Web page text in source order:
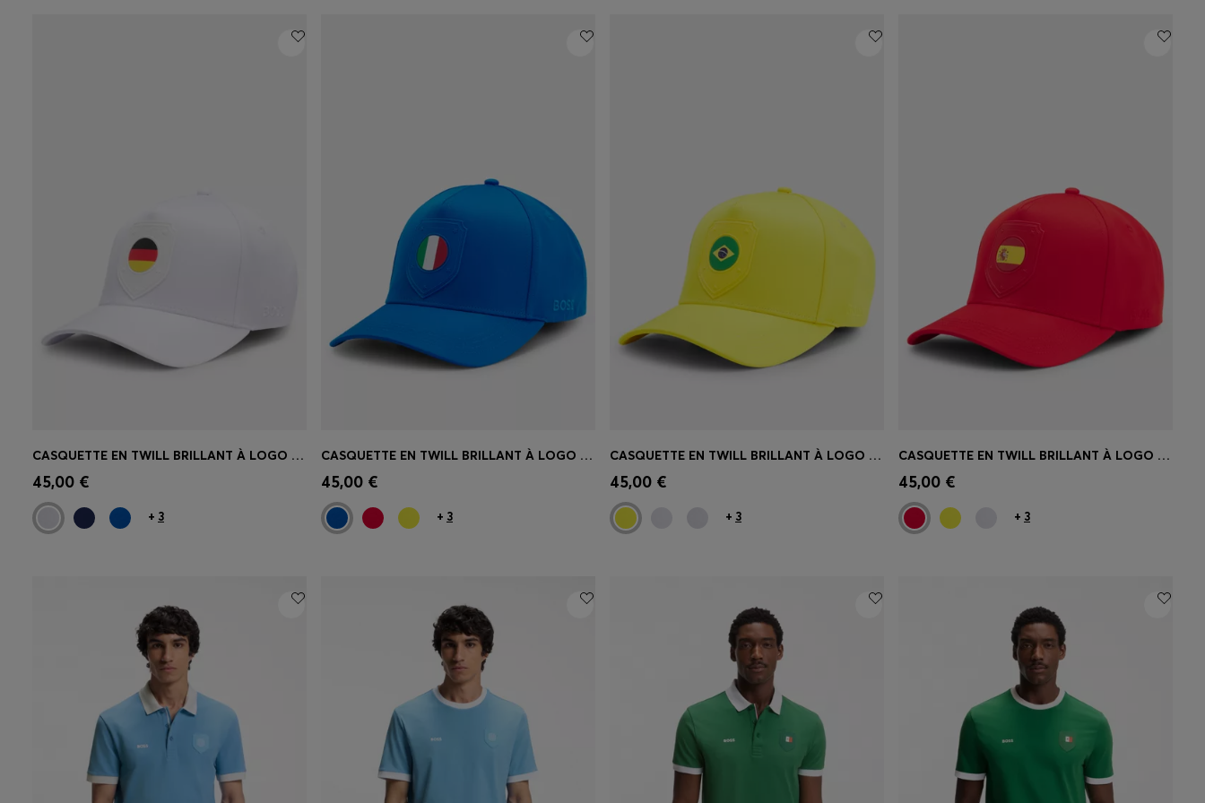
Achat rapide
taille)
CASQUETTE EN TWILL BRILLANT À LOGO AVEC ÉCUSSON DU DRAPEAU NATIONAL
45,00 €
+ 3
Achat rapide
taille)
CASQUETTE EN TWILL BRILLANT À LOGO AVEC ÉCUSSON DU DRAPEAU NATIONAL
45,00 €
+ 3
Achat rapide
taille)
CASQUETTE EN TWILL BRILLANT À LOGO AVEC ÉCUSSON DU DRAPEAU NATIONAL
45,00 €
+ 3
Achat rapide
taille)
CASQUETTE EN TWILL BRILLANT À LOGO AVEC ÉCUSSON DU DRAPEAU NATIONAL
45,00 €
+ 3